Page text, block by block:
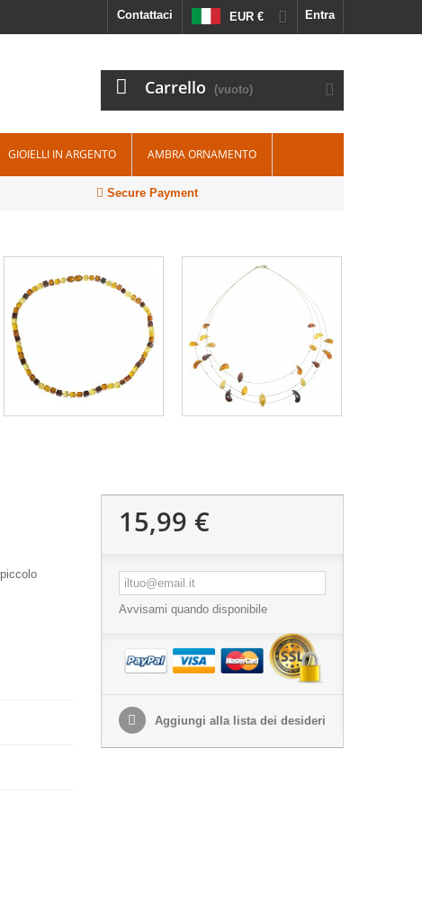
Entra
EUR €
Contattaci
Carrello (vuoto)
GIOIELLI IN ARGENTO AMBRA ORNAMENTO
Secure Payment
15,99 €
Avvisami quando disponibile
Aggiungi alla lista dei desideri